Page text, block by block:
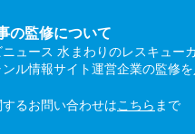
の監修について
ニュース 水まわりのレスキュー
ル情報サイト運営企業の監修を
るお問い合わせはこちら まで